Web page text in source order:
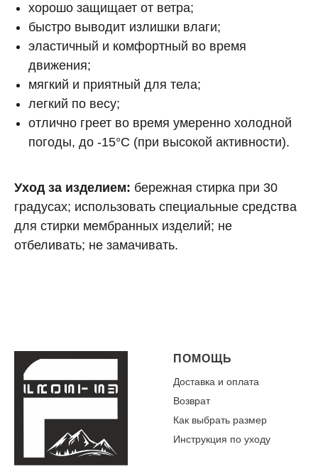
хорошо защищает от ветра;
быстро выводит излишки влаги;
эластичный и комфортный во время
движения;
мягкий и приятный для тела;
легкий по весу;
отлично греет во время умеренно холодной
погоды, до -15°C (при высокой активности).
Уход за изделием: бережная стирка при 30
градусах; использовать специальные средства
для стирки мембранных изделий; не
отбеливать; не замачивать.
ПОМОЩЬ
Доставка и оплата
Возврат
Как выбрать размер
Инструкция по уходу